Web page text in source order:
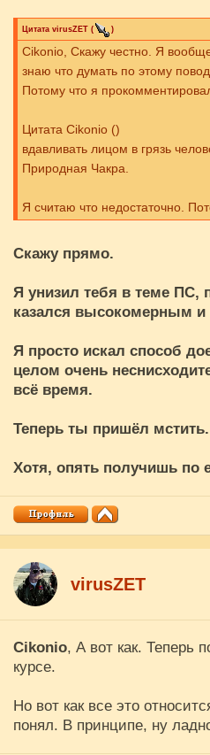
Цитата virusZET ( )
Cikоnio, Скажу честно. Я
знаю что думать по этому
Потому что я
Цитата Cikоnio ()
вдавливать лицом в грязь
Природная Чакра.
Я считаю что недостаточно.
самой своей основе не имеет
да, я думаю я мог. Я бы и
что кто то на серьезных щах его
Добавлено (2026-07-07, 22:48)
Цитата Cikоnio ()
в теме "что мне не нравится в
Хмм...какое то смутное
тема была несколько лет
дал...
Скажу прямо.
Я унизил тебя в теме ПС,
казался высокомерным
Я просто искал способ
целом очень
всё время.
Теперь ты пришёл мстить.
Хотя, опять получишь по
virusZET
Cikоnio, А вот как. Теперь
курсе.
Но вот как все это
понял. В принципе, ну